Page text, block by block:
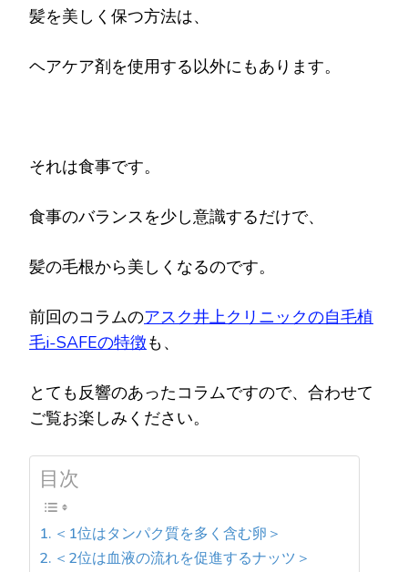
髪を美しく保つ方法は、
ヘアケア剤を使用する以外にもあります。
それは食事です。
食事のバランスを少し意識するだけで、
髪の毛根から美しくなるのです。
前回のコラムのアスク井上クリニックの自毛植
毛i-SAFEの特徴も、
とても反響のあったコラムですので、合わせて
ご覧お楽しみください。
目次
＜1位はタンパク質を多く含む卵＞
＜2位は血液の流れを促進するナッツ＞